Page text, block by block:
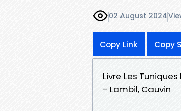
02 August 2024
Copy Link Copy
Livre Les
- Lambil, Cauvin